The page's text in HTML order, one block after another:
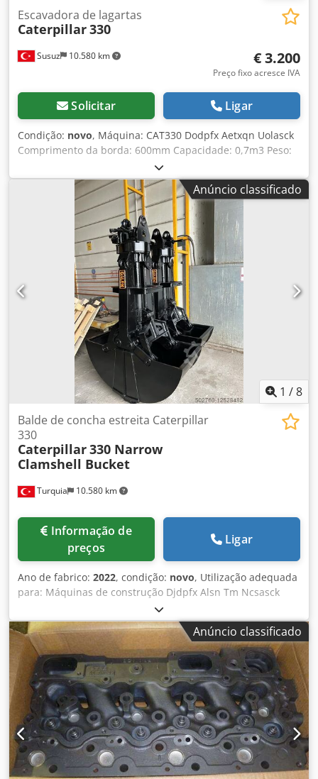
Susuz 10.580 km
Escavadora de lagartas
Caterpillar330
€ 3.200
Preço fixo acresce IVA
Solicitar Ligar
Condição: novo, Máquina: CAT330 Dodpfx Aetxqn Uolasck
Comprimento da borda: 600mm Capacidade: 0,7m3 Peso:
1100kg Pode contactar-nos para o fabrico de baldes e para
receber um orçamento.
Anúncio classificado
1 /8
Turquia 10.580 km
Balde de concha estreita Caterpillar
330
Caterpillar330 Narrow
Clamshell Bucket
preços
Ligar
Ano de fabrico: 2022, condição: novo, Utilização adequada
para: Máquinas de construção Djdpfx Alsn Tm Ncsasck
Anúncio classificado